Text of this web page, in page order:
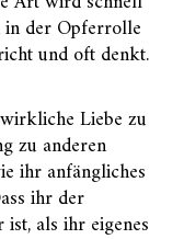
in der Opferrolle
und oft denkt.
Liebe zu
zu anderen
ihr anfängliches
ihr der
als ihr eigenes